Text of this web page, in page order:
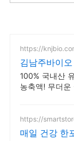
https://
김남주바이
100% 국내산
농축액! 무더운
https://
매일 건강 한